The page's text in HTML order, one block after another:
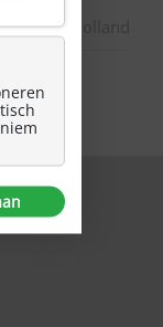
Zuid-Holland